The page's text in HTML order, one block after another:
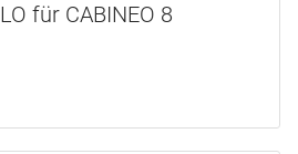
für CABINEO 8